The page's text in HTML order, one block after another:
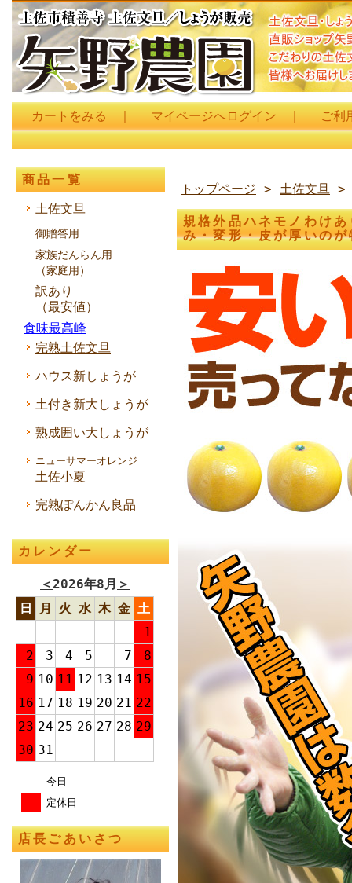
カートをみる ｜ マイページへログイン ｜ ご利
商品一覧
土佐文旦
御贈答用
家族だんらん用
（家庭用）
訳あり
（最安値）
食味最高峰
完熟土佐文旦
ハウス新しょうが
土付き新大しょうが
熟成囲い大しょうが
ニューサマーオレンジ
土佐小夏
完熟ぽんかん良品
カレンダー
＜ 2026年8月 ＞
日
月 火 水 木 金 土
1
2
3 4 5 7
8
9 10 11 12 13 14 15
16 17 18 19 20 21 22
23 24 25 26 27 28 29
30 31
今日
定休日
店長ごあいさつ
トップページ > 土佐文旦
規格外品ハネモノわけ
み・変形・皮が厚いの